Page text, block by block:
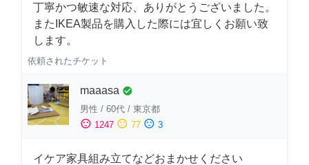
丁寧かつ敏速な対応、ありがとうございました。
またIKEA製品を購入した際には宜しくお願い致
します。
依頼されたチケット
maaasa check_circle
男性 / 60代 / 東京都
sentiment_satisfied 1247 sentiment_neutral 77 sentiment_dissatisfied 3
イケア家具組み立てなどおまかせください